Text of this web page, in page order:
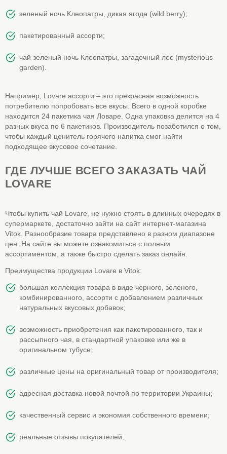
зеленый ночь Клеопатры, дикая ягода (wild berry);
пакетированный ассорти;
чай зеленый ночь Клеопатры, загадочный лес (mysterious
garden).
Например, Lovare ассорти – это прекрасная возможность
потребителю попробовать все вкусы. Всего в одной коробке
находится 24 пакетика чая Ловаре. Одна упаковка делится на 4
разных вкуса по 6 пакетиков. Производитель позаботился о том,
чтобы каждый ценитель горячего напитка смог найти
подходящее вкусовое сочетание.
ГДЕ ЛУЧШЕ ВСЕГО ЗАКАЗАТЬ ЧАЙ
LOVARE
Чтобы купить чай Lovare, не нужно стоять в длинных очередях в
супермаркете, достаточно зайти на сайт интернет-магазина
Vitok. Разнообразие товара представлено в разном диапазоне
цен. На сайте вы можете ознакомиться с полным
ассортиментом, а также быстро сделать заказ онлайн.
Преимущества продукции Lovare в Vitok:
большая коллекция товара в виде черного, зеленого,
комбинированного, ассорти с добавлением различных
натуральных вкусовых добавок;
возможность приобретения как пакетированного, так и
рассыпного чая, в стандартной упаковке или же в
оригинальном тубусе;
различные цены на оригинальный товар от производителя;
адресная доставка новой почтой по территории Украины;
качественный сервис и экономия собственного времени;
реальные отзывы покупателей;